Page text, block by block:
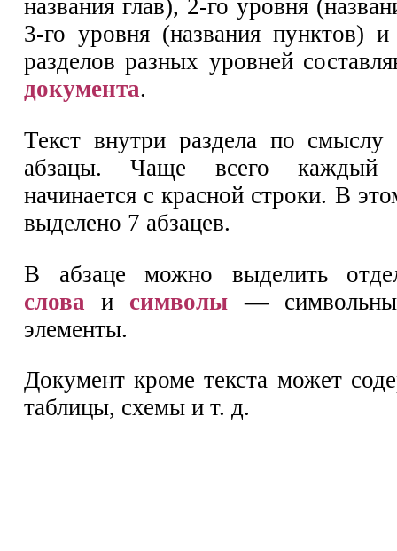
названия глав), 2-го уровня
3-го уровня (названия пунктов)
разделов разных уровней
документа.
Текст внутри раздела по смыслу
абзацы. Чаще всего каждый
начинается с красной строки. В
выделено 7 абзацев.
В абзаце можно выделить
слова и символы —
элементы.
Документ кроме текста может
таблицы, схемы и т. д.